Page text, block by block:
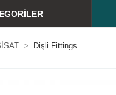
Dişli Fittings